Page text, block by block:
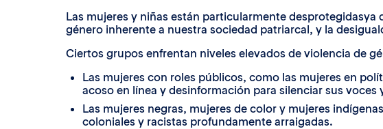
Las mujeres y niñas están particularmente
género inherente a nuestra sociedad patriarcal, y la
Ciertos grupos enfrentan niveles elevados de violencia de
Las mujeres con roles públicos, como las mujeres en
acoso en línea y desinformación para silenciar sus
Las mujeres negras, mujeres de color y mujeres
coloniales y racistas profundamente arraigadas.